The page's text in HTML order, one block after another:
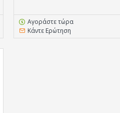
Αγοράστε τώρα
Κάντε Ερώτηση